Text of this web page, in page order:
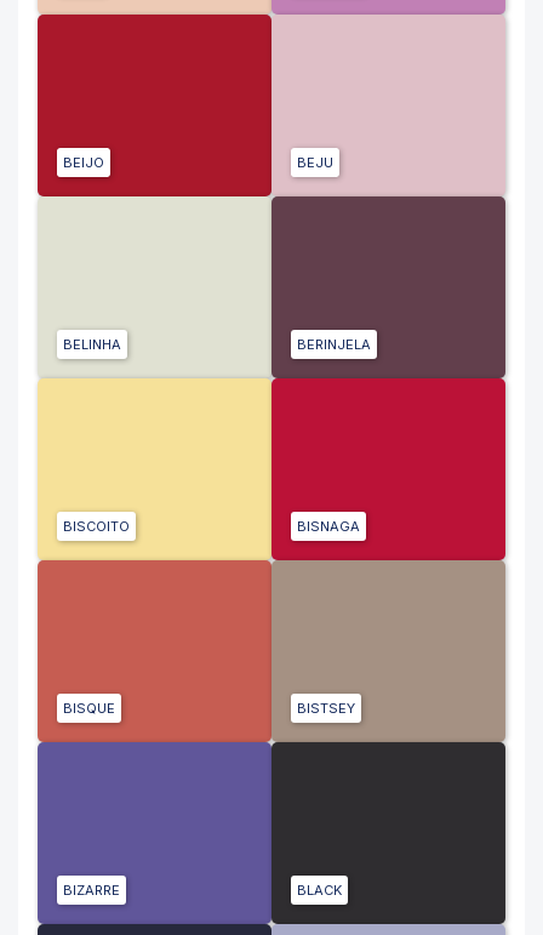
BEIJO BEJU
BELINHA BERINJELA
BISCOITO BISNAGA
BISQUE BISTSEY
BIZARRE BLACK